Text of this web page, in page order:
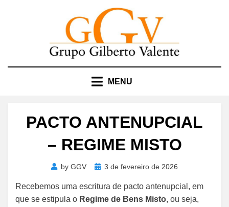
MENU
PACTO ANTENUPCIAL
– REGIME MISTO
by GGV
Posted
3 de fevereiro de 2026
Recebemos uma escritura de pacto antenupcial, em
que se estipula o Regime de Bens Misto, ou seja,